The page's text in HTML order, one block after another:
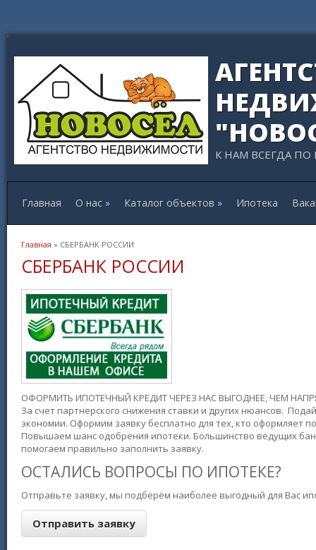
К НАМ ВСЕГДА ПО
Главная О нас » Каталог объектов » Ипотека
Вы здесь
Главная » СБЕРБАНК РОССИИ
СБЕРБАНК РОССИИ
ОФОРМИТЬ ИПОТЕЧНЫЙ КРЕДИТ ЧЕРЕЗ НАС ВЫГОДНЕЕ, ЧЕМ
За счет партнерского снижения ставки и других нюансов.
экономии. Оформим заявку бесплатно для тех, кто оформляет
Повышаем шанс одобрения ипотеки. Большинство ведущих
помогаем правильно заполнить заявку.
ОСТАЛИСЬ ВОПРОСЫ ПО ИПОТЕКЕ?
Отправьте заявку, мы подберём наиболее выгодный для Вас